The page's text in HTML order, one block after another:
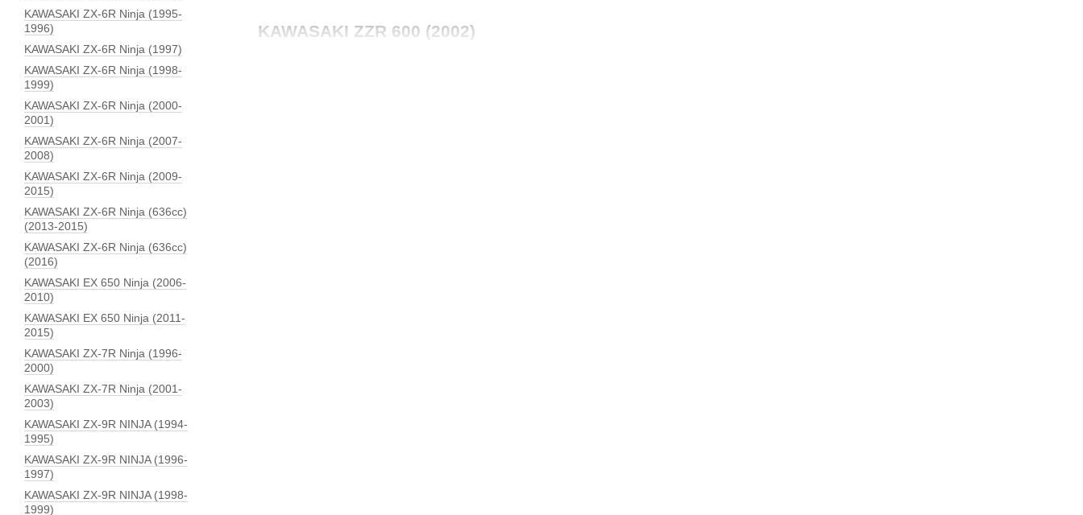
KAWASAKI ZZR 600 (2002)
KAWASAKI ZX-6R Ninja (1995-
1996)
KAWASAKI ZX-6R Ninja (1997)
KAWASAKI ZX-6R Ninja (1998-
1999)
KAWASAKI ZX-6R Ninja (2000-
2001)
KAWASAKI ZX-6R Ninja (2007-
2008)
KAWASAKI ZX-6R Ninja (2009-
2015)
KAWASAKI ZX-6R Ninja (636сс)
(2013-2015)
KAWASAKI ZX-6R Ninja (636сс)
(2016)
KAWASAKI EX 650 Ninja (2006-
2010)
KAWASAKI EX 650 Ninja (2011-
2015)
KAWASAKI ZX-7R Ninja (1996-
2000)
KAWASAKI ZX-7R Ninja (2001-
2003)
KAWASAKI ZX-9R NINJA (1994-
1995)
KAWASAKI ZX-9R NINJA (1996-
1997)
KAWASAKI ZX-9R NINJA (1998-
1999)